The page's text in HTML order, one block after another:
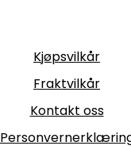
Kjøpsvilkår
Fraktvilkår
Kontakt oss